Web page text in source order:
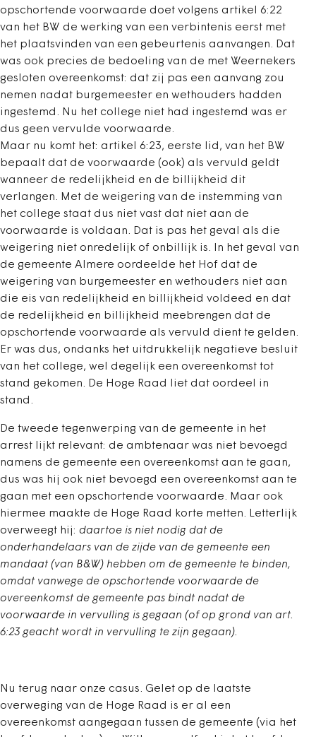
opschortende voorwaarde doet volgens artikel 6:22
van het BW de werking van een verbintenis eerst met
het plaatsvinden van een gebeurtenis aanvangen. Dat
was ook precies de bedoeling van de met Weernekers
gesloten overeenkomst: dat zij pas een aanvang zou
nemen nadat burgemeester en wethouders hadden
ingestemd. Nu het college niet had ingestemd was er
dus geen vervulde voorwaarde.
Maar nu komt het: artikel 6:23, eerste lid, van het BW
bepaalt dat de voorwaarde (ook) als vervuld geldt
wanneer de redelijkheid en de billijkheid dit
verlangen. Met de weigering van de instemming van
het college staat dus niet vast dat niet aan de
voorwaarde is voldaan. Dat is pas het geval als die
weigering niet onredelijk of onbillijk is. In het geval van
de gemeente Almere oordeelde het Hof dat de
weigering van burgemeester en wethouders niet aan
die eis van redelijkheid en billijkheid voldeed en dat
de redelijkheid en billijkheid meebrengen dat de
opschortende voorwaarde als vervuld dient te gelden.
Er was dus, ondanks het uitdrukkelijk negatieve besluit
van het college, wel degelijk een overeenkomst tot
stand gekomen. De Hoge Raad liet dat oordeel in
stand.
De tweede tegenwerping van de gemeente in het
arrest lijkt relevant: de ambtenaar was niet bevoegd
namens de gemeente een overeenkomst aan te gaan,
dus was hij ook niet bevoegd een overeenkomst aan te
gaan met een opschortende voorwaarde. Maar ook
hiermee maakte de Hoge Raad korte metten. Letterlijk
overweegt hij: daartoe is niet nodig dat de
onderhandelaars van de zijde van de gemeente een
mandaat (van B&W) hebben om de gemeente te binden,
omdat vanwege de opschortende voorwaarde de
overeenkomst de gemeente pas bindt nadat de
voorwaarde in vervulling is gegaan (of op grond van art.
6:23 geacht wordt in vervulling te zijn gegaan).
Nu terug naar onze casus. Gelet op de laatste
overweging van de Hoge Raad is er al een
overeenkomst aangegaan tussen de gemeente (via het